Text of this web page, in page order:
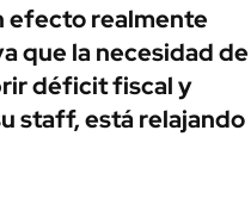
LIFESTYLE
AUTOS
efecto realmente
que la necesidad de
déficit fiscal y
staff, está relajando